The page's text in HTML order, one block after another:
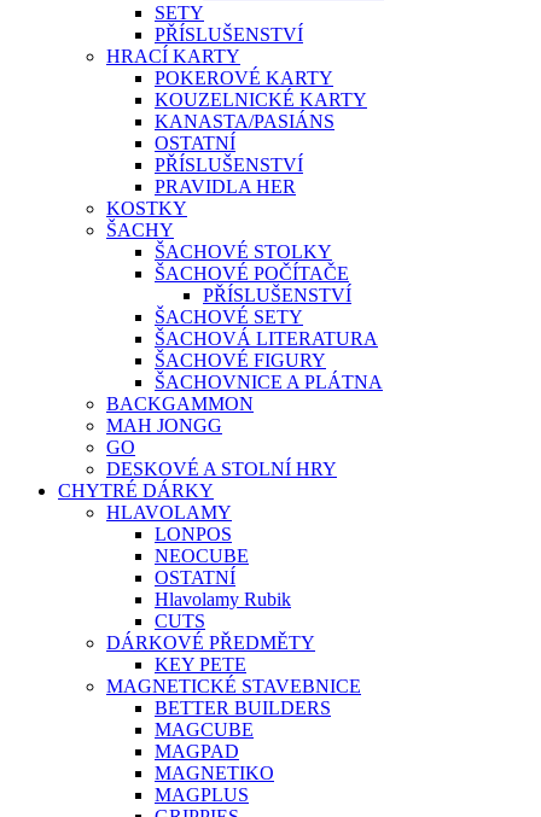
SETY
PŘÍSLUŠENSTVÍ
HRACÍ KARTY
POKEROVÉ KARTY
KOUZELNICKÉ KARTY
KANASTA/PASIÁNS
OSTATNÍ
PŘÍSLUŠENSTVÍ
PRAVIDLA HER
KOSTKY
ŠACHY
ŠACHOVÉ STOLKY
ŠACHOVÉ POČÍTAČE
PŘÍSLUŠENSTVÍ
ŠACHOVÉ SETY
ŠACHOVÁ LITERATURA
ŠACHOVÉ FIGURY
ŠACHOVNICE A PLÁTNA
BACKGAMMON
MAH JONGG
GO
DESKOVÉ A STOLNÍ HRY
CHYTRÉ DÁRKY
HLAVOLAMY
LONPOS
NEOCUBE
OSTATNÍ
Hlavolamy Rubik
CUTS
DÁRKOVÉ PŘEDMĚTY
KEY PETE
MAGNETICKÉ STAVEBNICE
BETTER BUILDERS
MAGCUBE
MAGPAD
MAGNETIKO
MAGPLUS